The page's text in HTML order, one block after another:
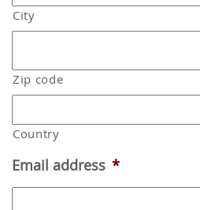
City
Zip code
Country
Email address *